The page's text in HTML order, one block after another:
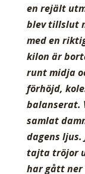
en rejält
blev tillslut
med en
kilon är
runt midja
förhöjd,
balanserat.
samlat
dagens ljus.
tajta tröjor
har gått ner